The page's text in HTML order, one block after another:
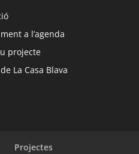
a l’agenda
projecte
La Casa Blava
Projectes